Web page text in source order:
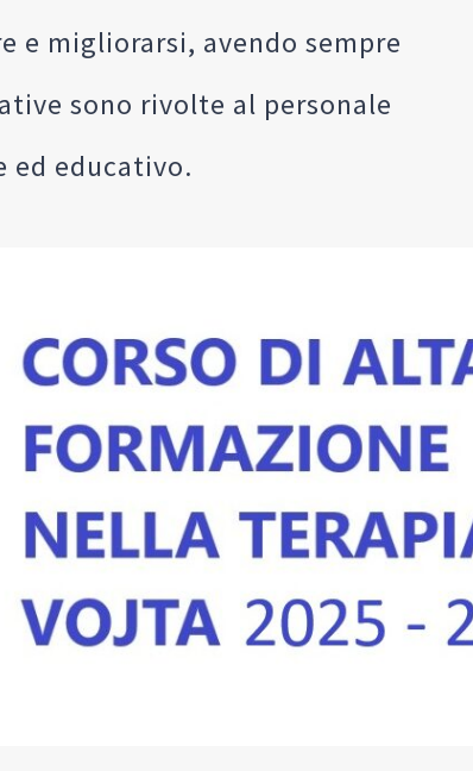
e migliorarsi, avendo sempre
sono rivolte al personale
ed educativo.